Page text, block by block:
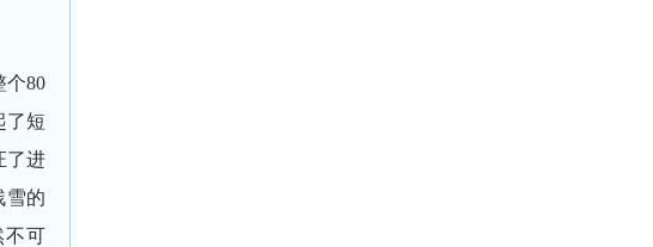
个80
了短
了进
雪的
不可